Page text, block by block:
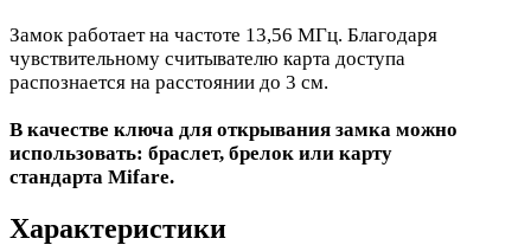
Замок работает на частоте 13,56 МГц. Благодаря
чувствительному считывателю карта доступа
распознается на расстоянии до 3 см.
В качестве ключа для открывания замка можно
использовать: браслет, брелок или карту
стандарта Mifare.
Характеристики